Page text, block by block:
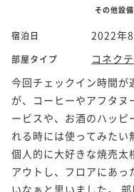
その他設備
宿泊日 2022年
部屋タイプ
コネク
今回チェックイン時間が
が、コーヒーやアフタヌ
ービスや、お酒のハッピ
れる時には使ってみたい
個人的に大好きな焼売太
アウトし、フロアにあっ
いなぁと思いました。